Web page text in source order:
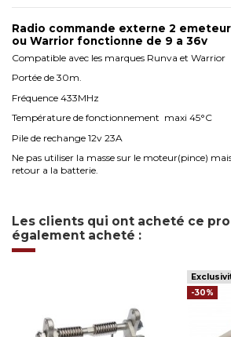
Radio commande externe 2
ou Warrior fonctionne de 9 a 36v
Compatible avec les marques Runva et Warrior
Portée de 30m.
Fréquence 433MHz
Température de fonctionnement maxi 45°C
Pile de rechange 12v 23A
Ne pas utiliser la masse sur le moteur(pince)
retour a la batterie.
Les clients qui ont acheté ce
également acheté :
-30%